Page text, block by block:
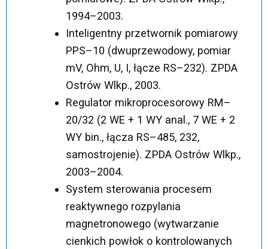
1994–2003.
Inteligentny przetwornik pomiarowy
PPS–10 (dwuprzewodowy, pomiar
mV, Ohm, U, I, łącze RS–232). ZPDA
Ostrów Wlkp., 2003.
Regulator mikroprocesorowy RM–
20/32 (2 WE + 1 WY anal., 7 WE + 2
WY bin., łącza RS–485, 232,
samostrojenie). ZPDA Ostrów Wlkp.,
2003–2004.
System sterowania procesem
reaktywnego rozpylania
magnetronowego (wytwarzanie
cienkich powłok o kontrolowanych